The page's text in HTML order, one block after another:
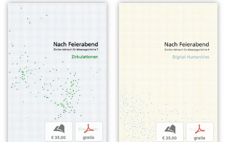
b
€ 35,00
p
gratis
b
€ 35,00
p
gratis